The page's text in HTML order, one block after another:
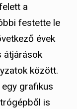
a
festette le
évek
átjárások
között.
grafikus
is